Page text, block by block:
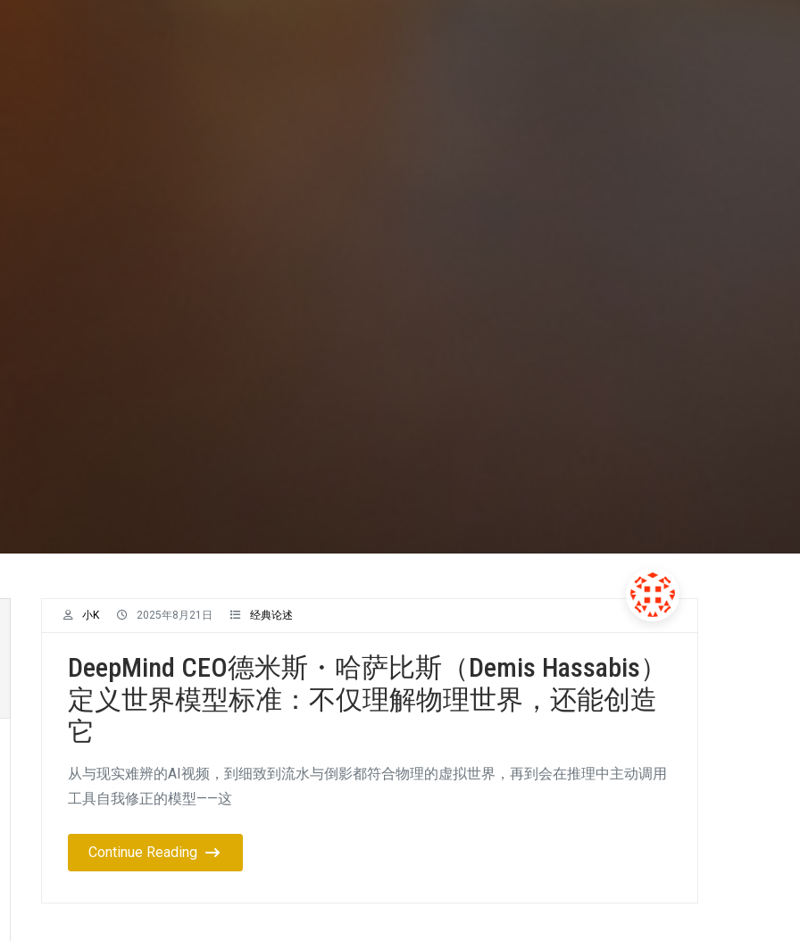
小K 2025年8月21日 经典论述
DeepMind CEO德米斯・哈萨比斯（Demis Hassabis）
定义世界模型标准：不仅理解物理世界，还能创造
它
从与现实难辨的AI视频，到细致到流水与倒影都符合物理的虚拟世界，再到会在推理中主动调用
工具自我修正的模型——这
Continue Reading